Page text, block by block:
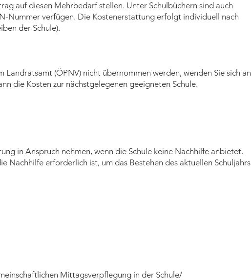
auf diesen Mehrbedarf stellen. Unter Schulbüchern sind auch
Nummer verfügen. Die Kostenerstattung erfolgt individuell nach
der Schule).
Landratsamt (ÖPNV) nicht übernommen werden, wenden Sie sich an
die Kosten zur nächstgelegenen geeigneten Schule.
in Anspruch nehmen, wenn die Schule keine Nachhilfe anbietet.
Nachhilfe erforderlich ist, um das Bestehen des aktuellen Schuljahrs
Mittagsverpflegung in der Schule/